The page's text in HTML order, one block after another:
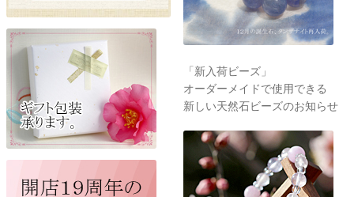
「新入荷ビーズ」
オーダーメイドで使用できる
新しい天然石ビーズのお知らせ